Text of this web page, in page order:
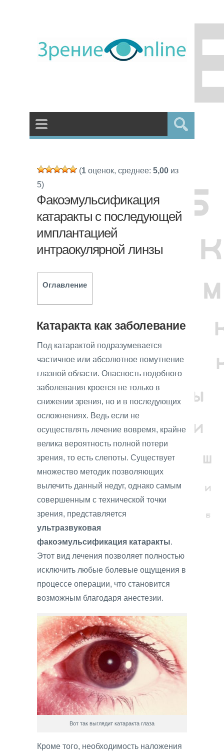
(1 оценок, среднее: 5,00 из
5)
Факоэмульсификация
катаракты с последующей
имплантацией
интраокулярной линзы
Оглавление
Катаракта как заболевание
Под катарактой подразумевается
частичное или абсолютное помутнение
глазной области. Опасность подобного
заболевания кроется не только в
снижении зрения, но и в последующих
осложнениях. Ведь если не
осуществлять лечение вовремя, крайне
велика вероятность полной потери
зрения, то есть слепоты. Существует
множество методик позволяющих
вылечить данный недуг, однако самым
совершенным с технической точки
зрения, представляется
ультразвуковая
факоэмульсификация катаракты.
Этот вид лечения позволяет полностью
исключить любые болевые ощущения в
процессе операции, что становится
возможным благодаря анестезии.
Вот так выглядит катаракта глаза
Кроме того, необходимость наложения